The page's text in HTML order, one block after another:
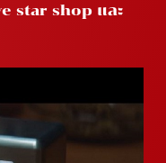
star shop และ